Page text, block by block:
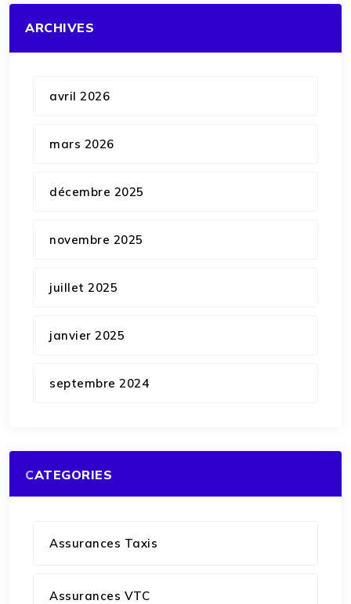
ARCHIVES
avril 2026
mars 2026
décembre 2025
novembre 2025
juillet 2025
janvier 2025
septembre 2024
CATEGORIES
Assurances Taxis
Assurances VTC